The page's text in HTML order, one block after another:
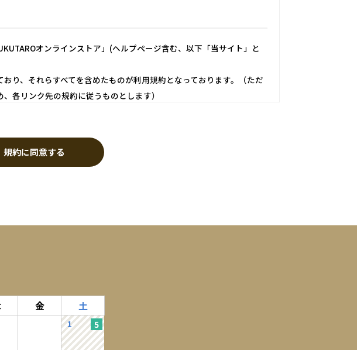
オンラインストア」(ヘルプページ含む、以下「当サイト」と
り、それらすべてを含めたものが利用規約となっております。（ただ
各リンク先の規約に従うものとします）
情報がネットサーバ上に登録されますが、当社は、当社の個人情報保護方針
き、開示しないものとします。個人情報は、お問い合せについての返信・連
。なお、チャートなど一個人が特定できない範囲で集計する場合がありま
規約に同意する
金 土
1